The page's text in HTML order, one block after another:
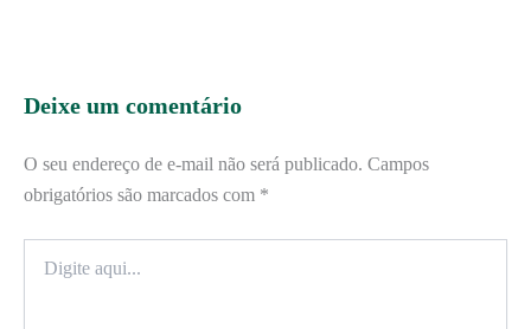
Deixe um comentário
O seu endereço de e-mail não será publicado. Campos
obrigatórios são marcados com *
aqui...